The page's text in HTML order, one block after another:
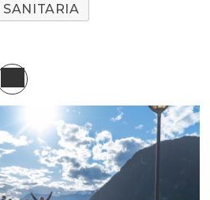
SANITARIA